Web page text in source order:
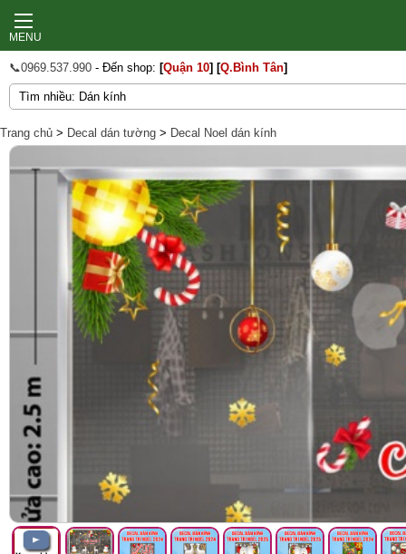
MENU
📞0969.537.990 - Đến shop: [Quận 10] [Q.Bình Tân]
Trang chủ > Decal dán tường > Decal Noel dán kính